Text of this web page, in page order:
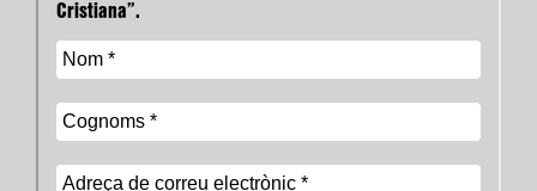
Cristiana”.